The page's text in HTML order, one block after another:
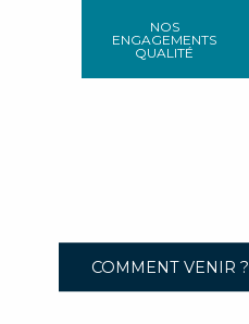
NOS
ENGAGEMENTS
QUALITÉ
COMMENT VENIR ?